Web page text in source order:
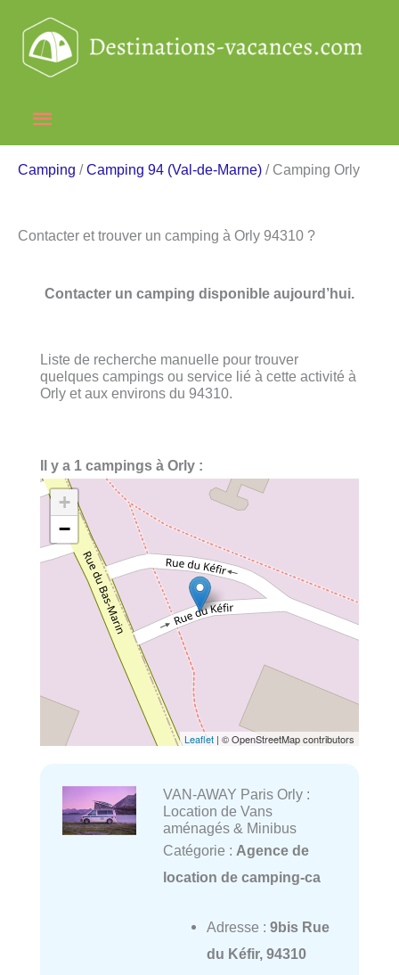
contenu
Menu
principal
Camping /Camping 94 (Val-de-Marne) / Camping Orly
Contacter et trouver un camping à Orly 94310 ?
Contacter un camping disponible aujourd’hui.
Liste de recherche manuelle pour trouver
quelques campings ou service lié à cette activité à
Orly et aux environs du 94310.
Il y a 1 campings à Orly :
+
−
Leaflet | © OpenStreetMap contributors
VAN-AWAY Paris Orly :
Location de Vans
aménagés & Minibus
Catégorie : Agence de
location de camping-ca
Adresse : 9bis Rue
du Kéfir, 94310